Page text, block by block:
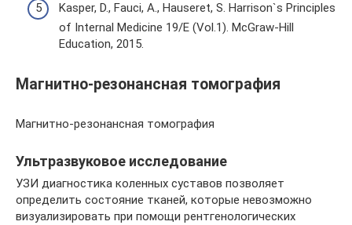
Kasper, D., Fauci, A., Hauseret, S. Harrison`s Principles
of Internal Medicine 19/E (Vol.1). McGraw-Hill
Education, 2015.
Магнитно-резонансная томография
Магнитно-резонансная томография
Ультразвуковое исследование
УЗИ диагностика коленных суставов позволяет
определить состояние тканей, которые невозможно
визуализировать при помощи рентгенологических